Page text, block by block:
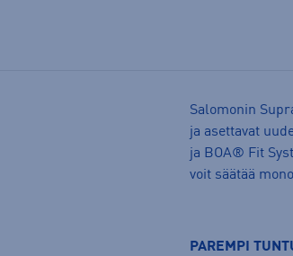
Salomonin
ja asettavat
ja BOA® Fit
voit säätää
PAREMPI